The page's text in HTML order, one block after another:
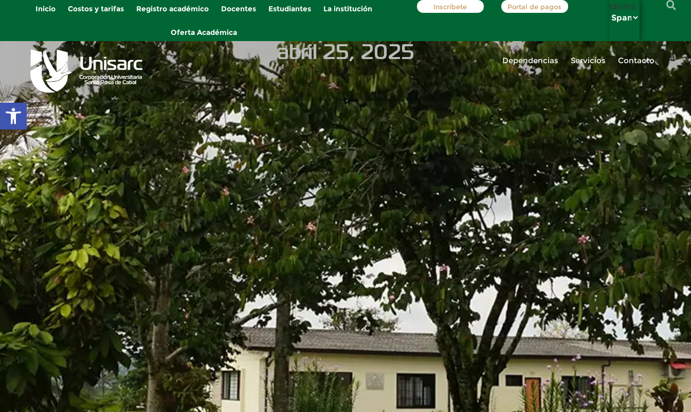
Abrir barra de herramientas
Inicio Costos y tarifas Registro académico Docentes Estudiantes La institución
Oferta Académica
Inscríbete Portal de pagos Idioma
Dependencias Servicios Contacto
abril 25, 2025